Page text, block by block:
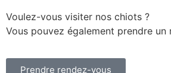
Voulez-vous visiter nos chiots ?
Vous pouvez également prendre un
Prendre rendez-vous